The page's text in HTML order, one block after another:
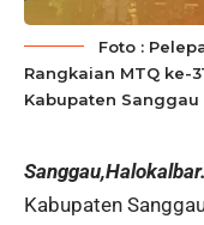
Foto :
Rangkaian MTQ ke-
Kabupaten Sanggau
Kabupaten